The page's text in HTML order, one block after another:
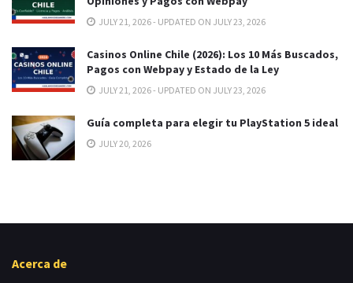
JULY 21, 2026 - UPDATED ON JULY 23, 2026
Casinos Online Chile (2026): Los 10 Más Buscados,
Pagos con Webpay y Estado de la Ley
JULY 21, 2026 - UPDATED ON JULY 23, 2026
Guía completa para elegir tu PlayStation 5 ideal
JULY 20, 2026
Acerca de